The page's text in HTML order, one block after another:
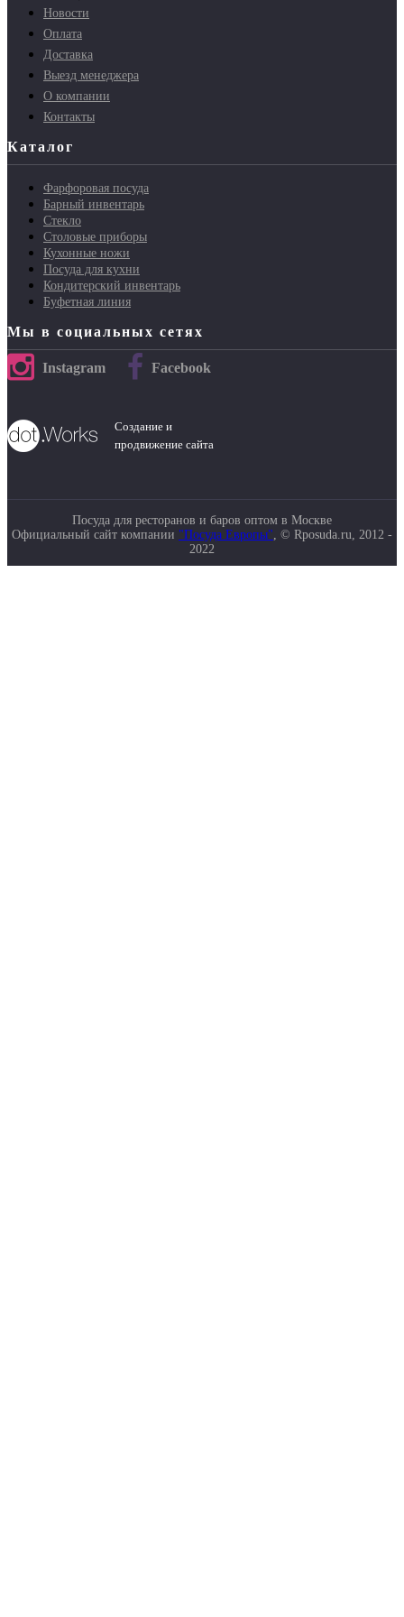
Новости
Оплата
Доставка
Выезд менеджера
О компании
Контакты
Каталог
Фарфоровая посуда
Барный инвентарь
Стекло
Столовые приборы
Кухонные ножи
Посуда для кухни
Кондитерский инвентарь
Буфетная линия
Мы в социальных сетях
Instagram Facebook
Создание и
продвижение сайта
Посуда для ресторанов и баров оптом в Москве
Официальный сайт компании "Посуда Европы" , © Rposuda.ru, 2012 -
2022